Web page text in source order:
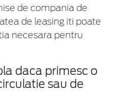
de compania de
de leasing iti poate
necesara pentru
daca primesc o
sau de